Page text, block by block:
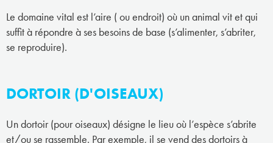
Le domaine vital est l’aire ( ou endroit) où un animal vit et qui
suffit à répondre à ses besoins de base (s’alimenter, s’abriter,
se reproduire).
DORTOIR (D'OISEAUX)
Un dortoir (pour oiseaux) désigne le lieu où l’espèce s’abrite
et/ou se rassemble. Par exemple, il se vend des dortoirs à